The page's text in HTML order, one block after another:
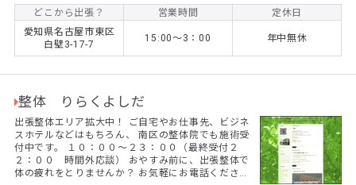
テで極上リラクゼーションをぜひ堪能して下さい。
どこから出張？ 営業時間
定休日
愛知県名古屋市東区
白壁3-17-7
15:00～3：00 年中無休
整体 りらくよしだ
出張整体エリア拡大中！ ご自宅やお仕事先、ビジネ
スホテルなどはもちろん、 南区の整体院でも施術受
付中です。 １０：００～２３：００（最終受付２
２：００ 時間外応談） おやすみ前に、出張整体で
体の疲れをとりませんか？ お気軽にお電話ください